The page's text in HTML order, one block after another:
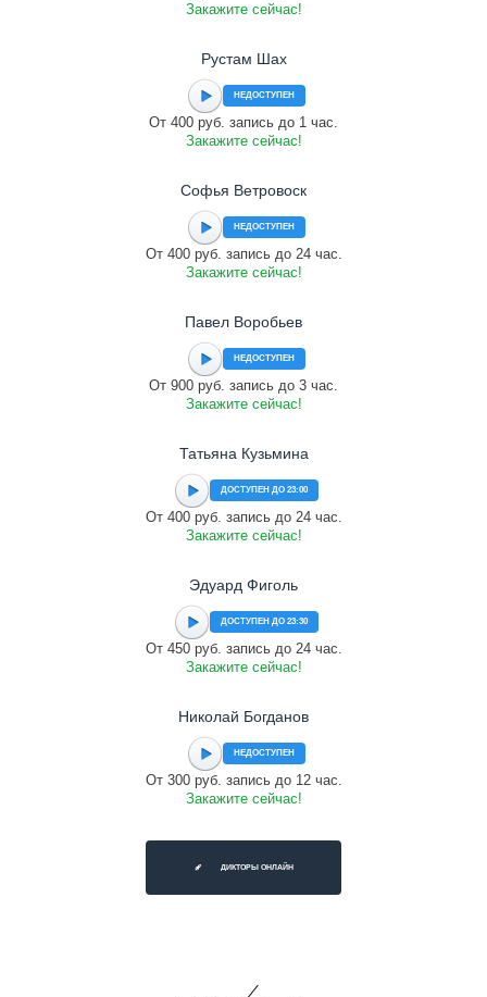
Закажите сейчас!
Рустам Шах
НЕДОСТУПЕН
От 400 руб. запись до 1 час.
Закажите сейчас!
Софья Ветровоск
НЕДОСТУПЕН
От 400 руб. запись до 24 час.
Закажите сейчас!
Павел Воробьев
НЕДОСТУПЕН
От 900 руб. запись до 3 час.
Закажите сейчас!
Татьяна Кузьмина
ДОСТУПЕН ДО 23:00
От 400 руб. запись до 24 час.
Закажите сейчас!
Эдуард Фиголь
ДОСТУПЕН ДО 23:30
От 450 руб. запись до 24 час.
Закажите сейчас!
Николай Богданов
НЕДОСТУПЕН
От 300 руб. запись до 12 час.
Закажите сейчас!
ДИКТОРЫ ОНЛАЙН